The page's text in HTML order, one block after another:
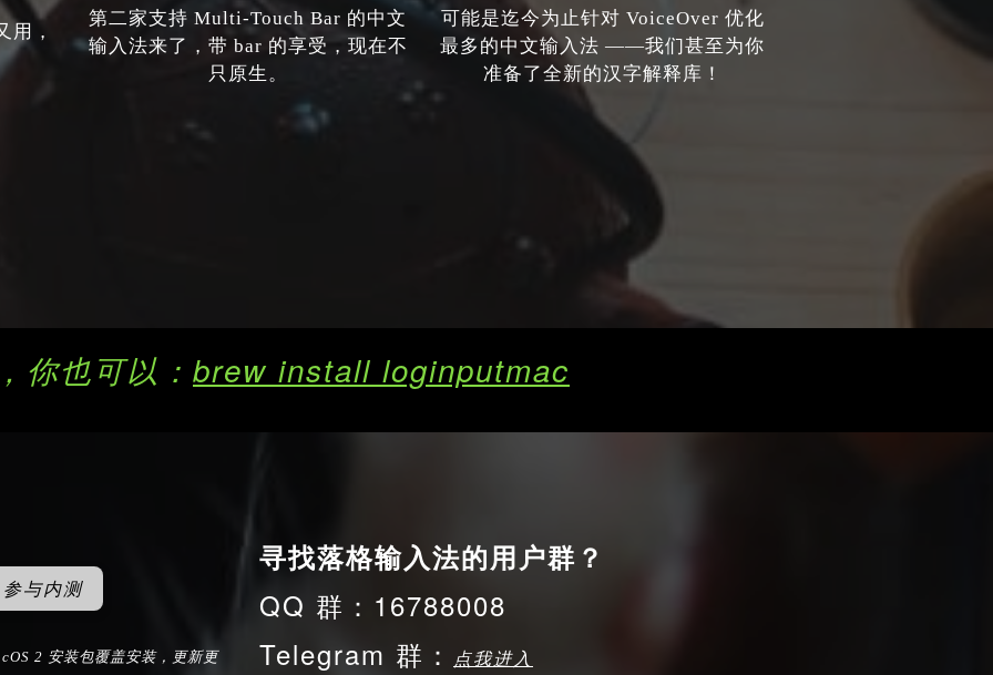
用，
第二家支持 Multi-Touch Bar 的中文
输入法来了，带 bar 的享受，现在不
只原生。
可能是迄今为止针对 VoiceOver 优化
最多的中文输入法 ——我们甚至为你
准备了全新的汉字解释库！
你也可以： brew install loginputmac
参与内测
2 安装包覆盖安装，更新更
寻找落格输入法的用户群？
QQ 群：16788008
Telegram 群：
点我进入